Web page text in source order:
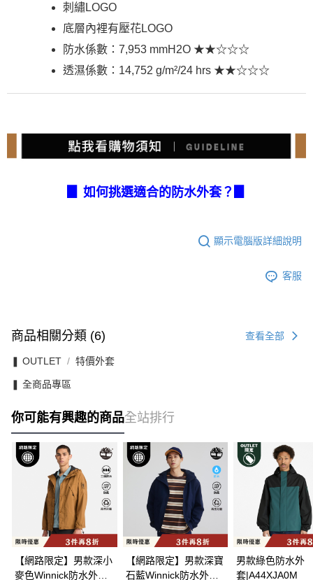
刺繡LOGO
底層內裡有壓花LOGO
防水係數：7,953 mmH2O ★★☆☆☆
透濕係數：14,752 g/m²/24 hrs ★★☆☆☆
▊ 如何挑選適合的防水外套？▊
顯示電腦版詳細說明
客服
商品相關分類 (6) 查看全部
❚ OUTLET 特價外套
❚ 全商品專區
你可能有興趣的商品全站排行
【網路限定】男款深小
麥色Winnick防水外
【網路限定】男款深寶
石藍Winnick防水外
男款綠色防水外
套|A44XJA0M